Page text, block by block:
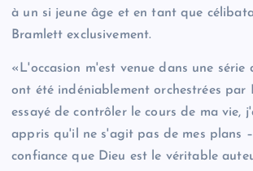
à un si jeune âge et en tant que
Bramlett exclusivement.
«L'occasion m'est venue dans une série
ont été indéniablement orchestrées par
essayé de contrôler le cours de ma vie,
appris qu'il ne s'agit pas de mes plans
confiance que Dieu est le véritable